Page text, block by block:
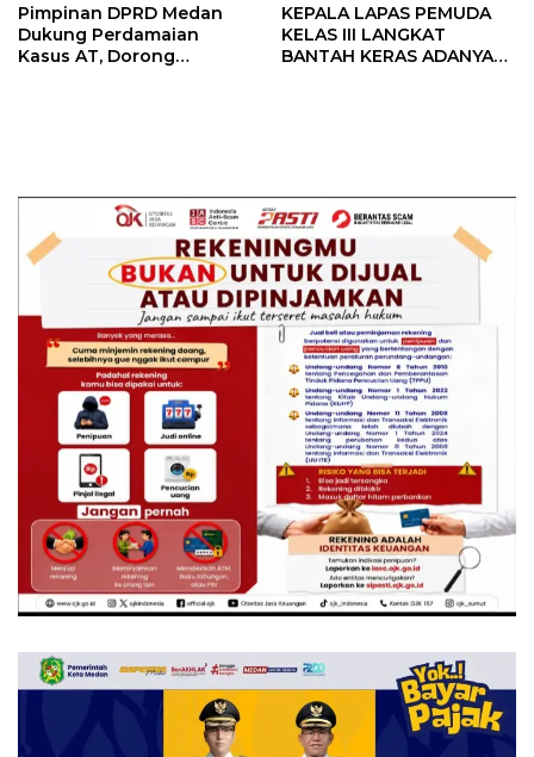
Pimpinan DPRD Medan
Dukung Perdamaian
Kasus AT, Dorong
KEPALA LAPAS PEMUDA
KELAS III LANGKAT
BANTAH KERAS ADANYA